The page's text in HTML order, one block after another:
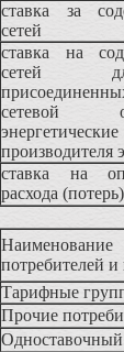
ставка за
сетей
ставка на
сетей
сетевой
производителя
ставка на
расхода
потребителей
Тарифные
Прочие